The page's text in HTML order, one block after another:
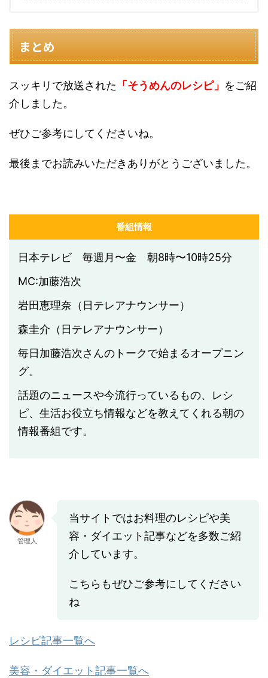
まとめ
スッキリで放送された 「そうめんのレシピ」 をご紹
介しました。
ぜひご参考にしてくださいね。
最後までお読みいただきありがとうございました。
番組情報
日本テレビ 毎週月〜金 朝8時〜10時25分
MC:加藤浩次
岩田恵理奈（日テレアナウンサー）
森圭介（日テレアナウンサー）
毎日加藤浩次さんのトークで始まるオープニン
グ。
話題のニュースや今流行っているもの、レシ
ピ、生活お役立ち情報などを教えてくれる朝の
情報番組です。
管理人
当サイトではお料理のレシピや美
容・ダイエット記事などを多数ご紹
介しています。
こちらもぜひご参考にしてください
ね
レシピ記事一覧へ
美容・ダイエット記事一覧へ